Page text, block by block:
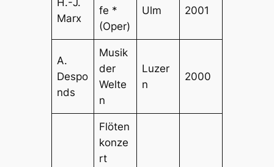
Marx
fe *
(Oper)
Ulm 2001
A.
Despo
nds
Musik
der
Welte
n
Luzer
n
2000
Flöten
konze
rt